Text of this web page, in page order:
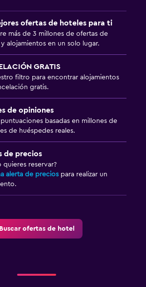
ofertas de hoteles para ti
más de 3 millones de ofertas de
alojamientos en un solo lugar.
GRATIS
filtro para encontrar alojamientos
gratis.
de opiniones
puntuaciones basadas en millones de
de huéspedes reales.
de precios
quieres reservar?
alerta de precios para realizar un
Buscar ofertas de hotel